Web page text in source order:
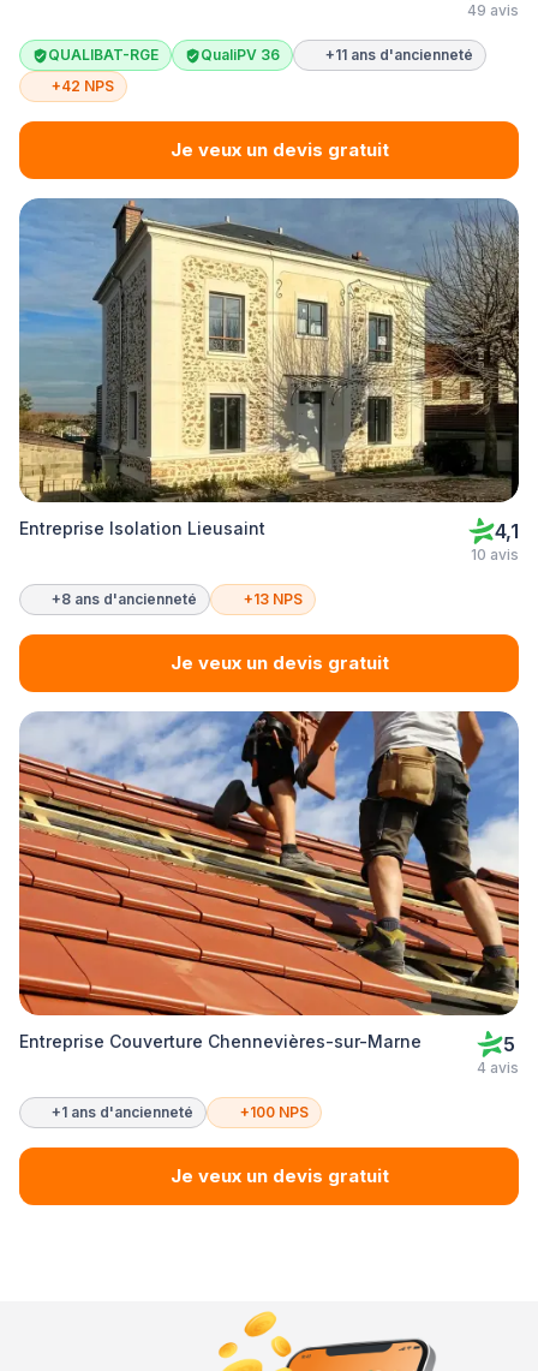
49 avis
QUALIBAT-RGE QualiPV 36
+11 ans d'ancienneté
+42 NPS
Je veux un devis gratuit
Entreprise Isolation Lieusaint 4,1
10 avis
+8 ans d'ancienneté +13 NPS
Je veux un devis gratuit
Entreprise Couverture Chennevières-sur-Marne 5
4 avis
+1 ans d'ancienneté +100 NPS
Je veux un devis gratuit